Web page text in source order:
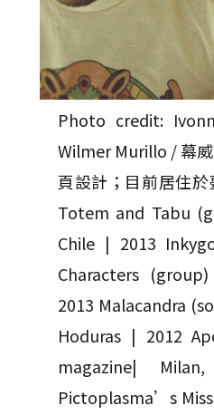
Photo credit:
Wilmer Murillo / 幕
頁設計；目前居住
Totem and Tabu
Chile | 2013
Characters
2013 Malacandra
Hoduras | 2012
magazine|
Pictoplasma’s